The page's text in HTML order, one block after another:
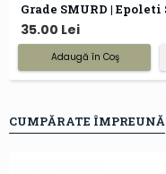
35.00 Lei
Adaugă în Coş
CUMPĂRATE ÎMPREUNĂ